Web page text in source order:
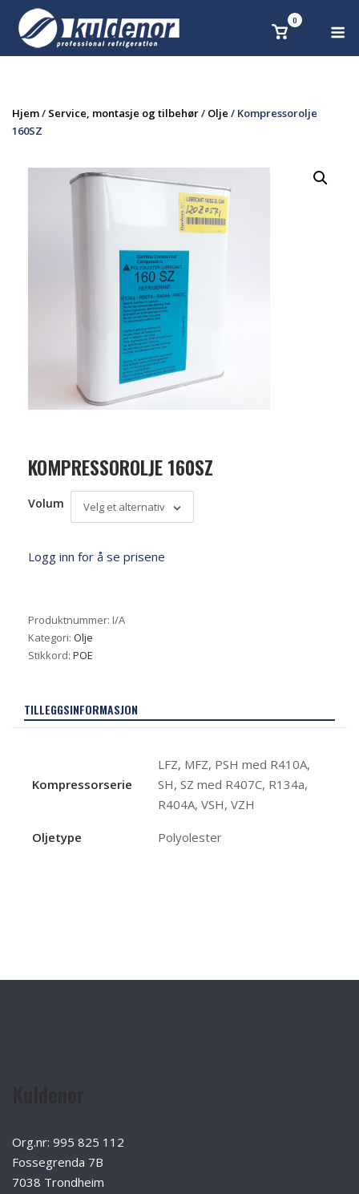
content
Se 0
Hjem/ Service, montasje og tilbehør/ Olje / Kompressorolje
160SZ
KOMPRESSOROLJE 160SZ
Volum Velg et alternativ
Logg inn for å se prisene
Produktnummer: I/A
Kategori: Olje
Stikkord: POE
TILLEGGSINFORMASJON
Kompressorserie
LFZ, MFZ, PSH med R410A,
SH, SZ med R407C, R134a,
R404A, VSH, VZH
Oljetype Polyolester
Org.nr: 995 825 112
Fossegrenda 7B
7038 Trondheim